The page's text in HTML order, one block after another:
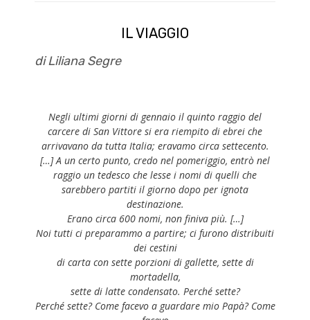
IL VIAGGIO
di Liliana Segre
Negli ultimi giorni di gennaio il quinto raggio del
carcere di San Vittore si era riempito di ebrei che
arrivavano da tutta Italia; eravamo circa settecento.
[…] A un certo punto, credo nel pomeriggio, entrò nel
raggio un tedesco che lesse i nomi di quelli che
sarebbero partiti il giorno dopo per ignota
destinazione.
Erano circa 600 nomi, non finiva più. […]
Noi tutti ci preparammo a partire; ci furono distribuiti
dei cestini
di carta con sette porzioni di gallette, sette di
mortadella,
sette di latte condensato. Perché sette?
Perché sette? Come facevo a guardare mio Papà? Come